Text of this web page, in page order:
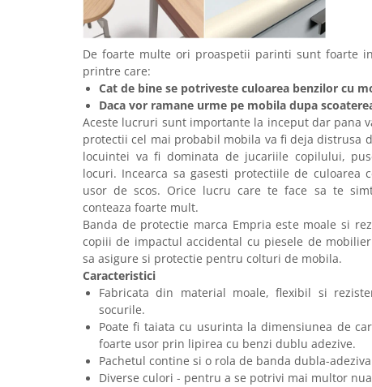
De foarte multe ori proaspetii parinti sunt foarte
printre care:
Cat de bine se potriveste culoarea benzilor cu
Daca vor ramane urme pe mobila dupa
Aceste lucruri sunt importante la inceput dar pana
protectii cel mai probabil mobila va fi deja distrusa
locuintei va fi dominata de jucariile copilului,
locuri. Incearca sa gasesti protectiile de culoarea
usor de scos. Orice lucru care te face sa te
conteaza foarte mult.
Banda de protectie marca Empria este moale si
copiii de impactul accidental cu piesele de
sa asigure si protectie pentru colturi de mobila.
Caracteristici
Fabricata din material moale, flexibil si
socurile.
Poate fi taiata cu usurinta la dimensiunea de
foarte usor prin lipirea cu benzi dublu adezive.
Pachetul contine si o rola de banda dubla-
Diverse culori - pentru a se potrivi mai multor